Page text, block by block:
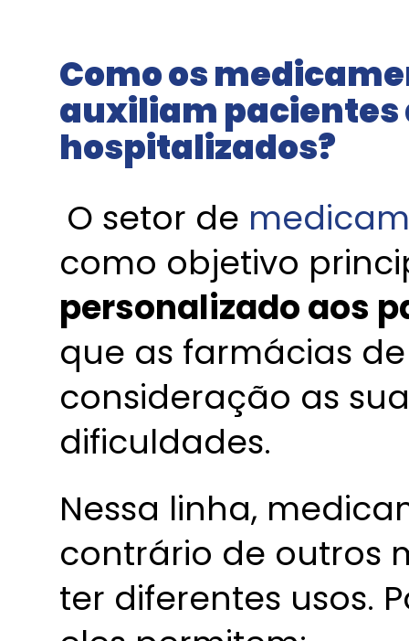
Como os
auxiliam pacientes
hospitalizados?
O setor de
como objetivo
personalizado aos
que as farmácias
consideração as
dificuldades.
Nessa linha,
contrário de outros
ter diferentes usos.